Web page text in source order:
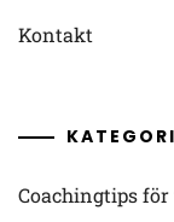
Kontakt
Coachingtips